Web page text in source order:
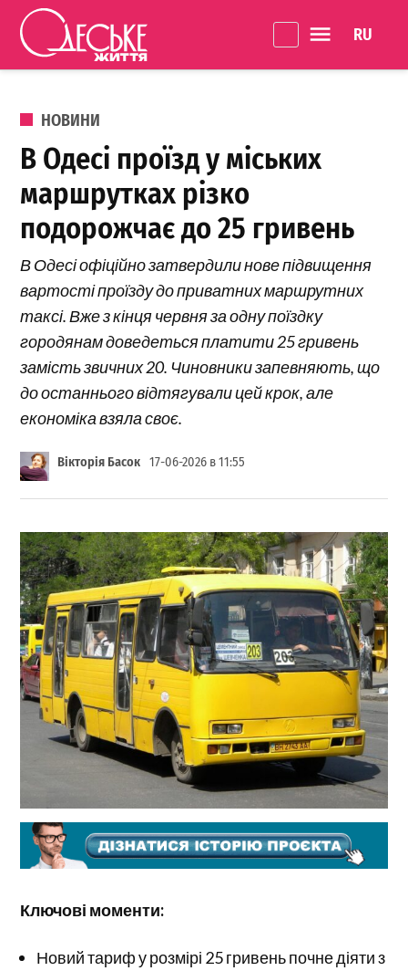
Перейти до вмісту
Життя
ОПУБЛІКОВАНО В
НОВИНИ
В Одесі проїзд у міських
маршрутках різко
подорожчає до 25 гривень
В Одесі офіційно затвердили нове підвищення
вартості проїзду до приватних маршрутних
таксі. Вже з кінця червня за одну поїздку
городянам доведеться платити 25 гривень
замість звичних 20. Чиновники запевняють, що
до останнього відтягували цей крок, але
економіка взяла своє.
Вікторія Басок 17-06-2026 в 11:55
Ключові моменти:
Новий тариф у розмірі 25 гривень почне діяти з